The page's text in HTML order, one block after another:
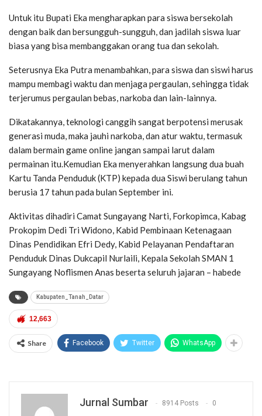
Untuk itu Bupati Eka mengharapkan para siswa bersekolah
dengan baik dan bersungguh-sungguh, dan jadilah siswa luar
biasa yang bisa membanggakan orang tua dan sekolah.
Seterusnya Eka Putra menambahkan, para siswa dan siswi harus
mampu membagi waktu dan menjaga pergaulan, sehingga tidak
terjerumus pergaulan bebas, narkoba dan lain-lainnya.
Dikatakannya, teknologi canggih sangat berpotensi merusak
generasi muda, maka jauhi narkoba, dan atur waktu, termasuk
dalam bermain game online jangan sampai larut dalam
permainan itu.Kemudian Eka menyerahkan langsung dua buah
Kartu Tanda Penduduk (KTP) kepada dua Siswi berulang tahun
berusia 17 tahun pada bulan September ini.
Aktivitas dihadiri Camat Sungayang Narti, Forkopimca, Kabag
Prokopim Dedi Tri Widono, Kabid Pembinaan Ketenagaan
Dinas Pendidikan Efri Dedy, Kabid Pelayanan Pendaftaran
Penduduk Dinas Dukcapil Nurlaili, Kepala Sekolah SMAN 1
Sungayang Noflismen Anas beserta seluruh jajaran – habede
Kabupaten_Tanah_Datar
12,663
Share Facebook Twitter WhatsApp
Jurnal Sumbar 8914 Posts 0